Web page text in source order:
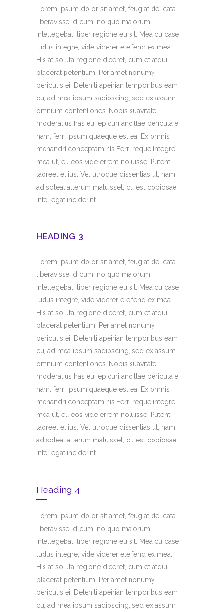
Lorem ipsum dolor sit amet, feugiat delicata
liberavisse id cum, no quo maiorum
intellegebat, liber regione eu sit. Mea cu case
ludus integre, vide viderer eleifend ex mea.
His at soluta regione diceret, cum et atqui
placerat petentium. Per amet nonumy
periculis ei. Deleniti apeirian temporibus eam
cu, ad mea ipsum sadipscing, sed ex assum
omnium contentiones. Nobis suavitate
moderatius has eu, epicuri ancillae pericula ei
nam, ferri ipsum quaeque est ea. Ex omnis
menandri conceptam his.Ferri reque integre
mea ut, eu eos vide errem noluisse. Putent
laoreet et ius. Vel utroque dissentias ut, nam
ad soleat alterum maluisset, cu est copiosae
intellegat inciderint.
HEADING 3
Lorem ipsum dolor sit amet, feugiat delicata
liberavisse id cum, no quo maiorum
intellegebat, liber regione eu sit. Mea cu case
ludus integre, vide viderer eleifend ex mea.
His at soluta regione diceret, cum et atqui
placerat petentium. Per amet nonumy
periculis ei. Deleniti apeirian temporibus eam
cu, ad mea ipsum sadipscing, sed ex assum
omnium contentiones. Nobis suavitate
moderatius has eu, epicuri ancillae pericula ei
nam, ferri ipsum quaeque est ea. Ex omnis
menandri conceptam his.Ferri reque integre
mea ut, eu eos vide errem noluisse. Putent
laoreet et ius. Vel utroque dissentias ut, nam
ad soleat alterum maluisset, cu est copiosae
intellegat inciderint.
Heading 4
Lorem ipsum dolor sit amet, feugiat delicata
liberavisse id cum, no quo maiorum
intellegebat, liber regione eu sit. Mea cu case
ludus integre, vide viderer eleifend ex mea.
His at soluta regione diceret, cum et atqui
placerat petentium. Per amet nonumy
periculis ei. Deleniti apeirian temporibus eam
cu, ad mea ipsum sadipscing, sed ex assum